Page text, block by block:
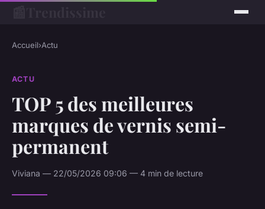
Accueil›Actu
ACTU
TOP 5 des meilleures
marques de vernis semi-
permanent
Viviana — 22/05/2026 09:06 — 4 min de lecture